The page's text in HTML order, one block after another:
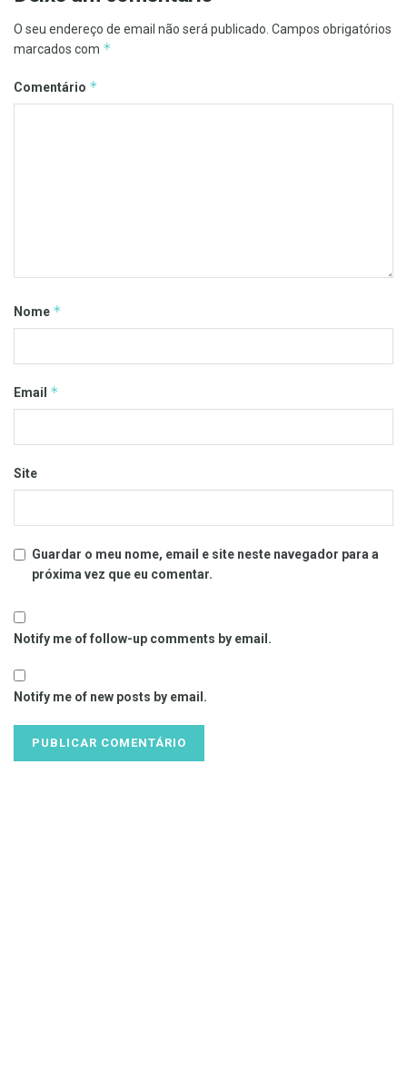
O seu endereço de email não será publicado. Campos obrigatórios
marcados com *
Comentário *
Nome *
Email *
Site
Guardar o meu nome, email e site neste navegador para a
próxima vez que eu comentar.
Notify me of follow-up comments by email.
Notify me of new posts by email.